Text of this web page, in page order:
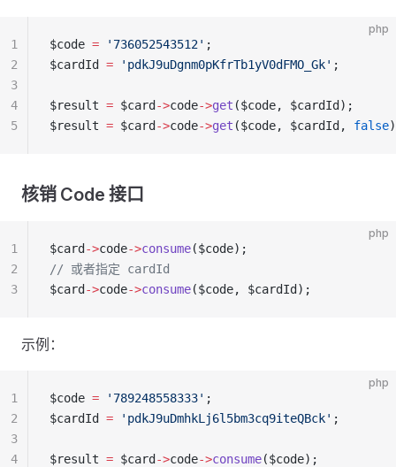
php
$code = '736052543512' ;
$cardId = 'pdkJ9uDgnm0pKfrTb1yV0dFMO_Gk' ;
$result = $card ->code->get ($code, $cardId);
$result = $card ->code->get ($code, $cardId, false
1
2
3
4
5
核销 Code 接口
php
$card ->code->consume($code);
// 或者指定 cardId
$card ->code->consume($code, $cardId);
1
2
3
示例：
php
$code = '789248558333' ;
$cardId = 'pdkJ9uDmhkLj6l5bm3cq9iteQBck' ;
$result = $card ->code->consume($code);
1
2
3
4